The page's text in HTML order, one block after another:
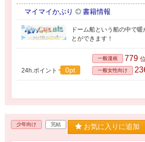
マイマイかぶり 書籍情報
ドーム船という船の中で
とができます！
24h.ポイント 0pt
一般漫画 779
一般女性向け
少年向け 完結 お気に入りに追加